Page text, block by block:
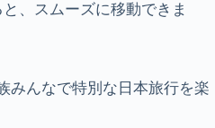
、スムーズに移動できま
みんなで特別な日本旅行を楽